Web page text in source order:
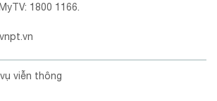
1800 1166.
viễn thông